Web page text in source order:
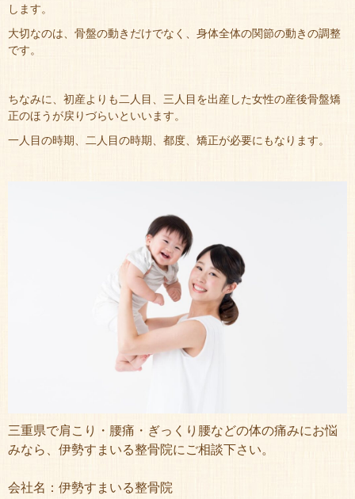
します。
大切なのは、骨盤の動きだけでなく、身体全体の関節の動きの調整
です。
ちなみに、初産よりも二人目、三人目を出産した女性の産後骨盤矯
正のほうが戻りづらいといいます。
一人目の時期、二人目の時期、都度、矯正が必要にもなります。
三重県で肩こり・腰痛・ぎっくり腰などの体の痛みにお悩
みなら、伊勢すまいる整骨院にご相談下さい。
会社名：伊勢すまいる整骨院